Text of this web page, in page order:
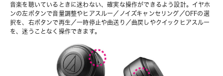
音楽を聴いているときに迷わない、確実な操作ができるよう設計。イヤホ
ンの左ボタンで音量調整やヒアスルー／ノイズキャンセリング／OFFの選
択を、右ボタンで再生／一時停止や曲送り／曲戻しやクイックヒアスルー
を、迷うことなく操作できます。